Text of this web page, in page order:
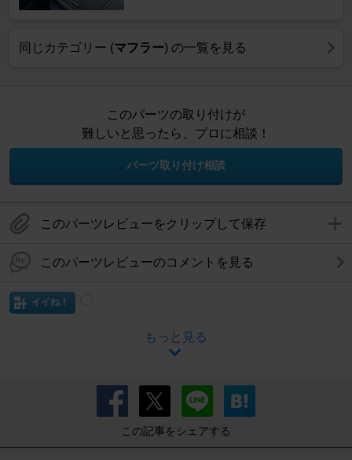
同じカテゴリー (マフラー) の一覧を見る
このパーツの取り付けが
難しいと思ったら、プロに相談！
パーツ取り付け相談
このパーツレビューをクリップして保存
このパーツレビューのコメントを見る
イイね！
もっと見る
この記事をシェアする